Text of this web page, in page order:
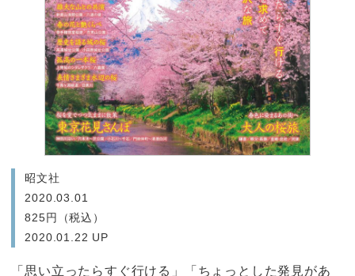
昭文社
2020.03.01
825円（税込）
2020.01.22 UP
「思い立ったらすぐ行ける」「ちょっとした発見があ